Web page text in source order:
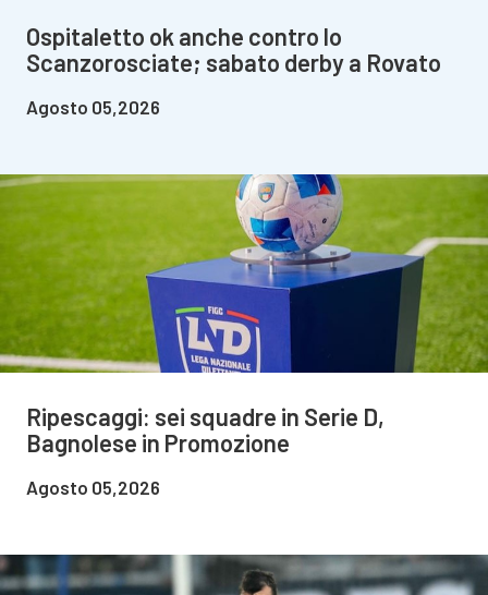
Ospitaletto ok anche contro lo
Scanzorosciate; sabato derby a Rovato
Agosto 05,2026
Ripescaggi: sei squadre in Serie D,
Bagnolese in Promozione
Agosto 05,2026